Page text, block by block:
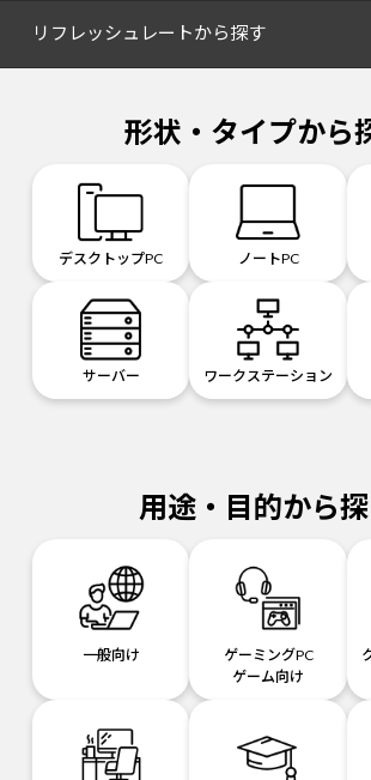
リフレッシュレートから探す
形状・タイプから
デスクトップPC ノートPC
サーバー ワークステーション
用途・目的から
一般向け
ゲーミングPC
ゲーム向け